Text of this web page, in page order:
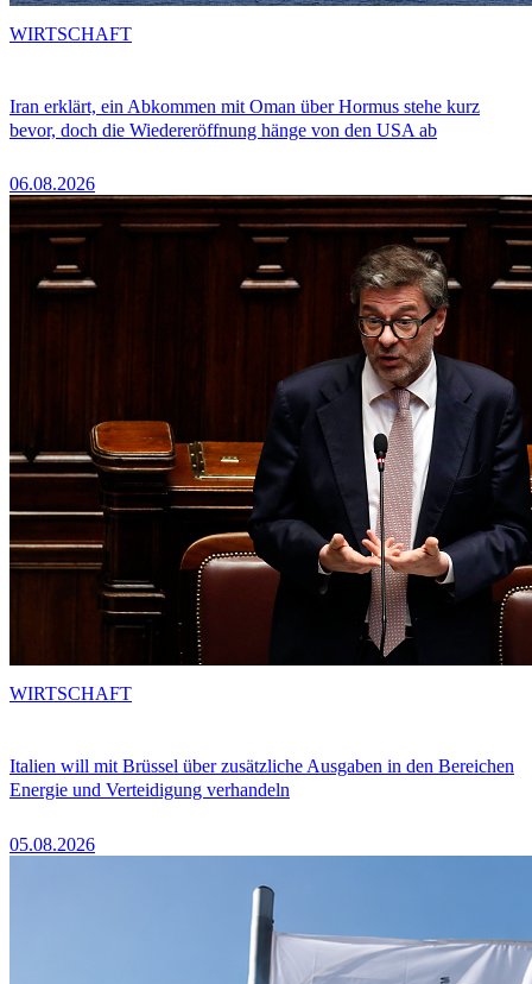
Iran erklärt, ein Abkommen mit Oman über Hormus stehe kurz
bevor, doch die Wiedereröffnung hänge von den USA ab
06.08.2026
WIRTSCHAFT
Italien will mit Brüssel über zusätzliche Ausgaben in den Bereichen
Energie und Verteidigung verhandeln
05.08.2026
WIRTSCHAFT